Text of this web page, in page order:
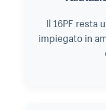
Il 16PF resta
impiegato in